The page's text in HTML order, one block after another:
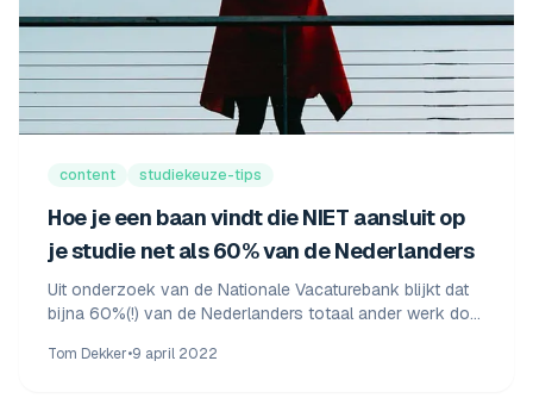
content studiekeuze-tips
Hoe je een baan vindt die NIET aansluit op
je studie net als 60% van de Nederlanders
Uit onderzoek van de Nationale Vacaturebank blijkt dat
bijna 60%(!) van de Nederlanders totaal ander werk doet
Tom Dekker•9 april 2022